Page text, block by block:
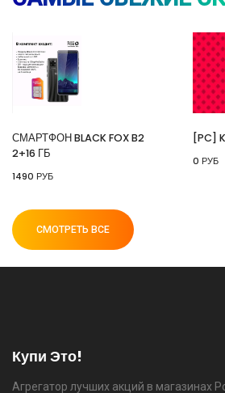
⚡ Смартфон black fox b2 2+16
🔥 1490 руб. |
СМАРТФОН BLACK FOX B2
2+16 ГБ
1490 РУБ
[PC]
0 РУБ
СМОТРЕТЬ ВСЕ
Купи Это!
Агрегатор лучших акций в магазинах